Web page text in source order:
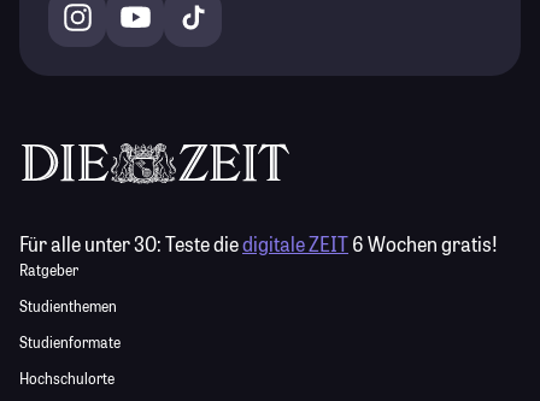
Für alle unter 30:Teste diedigitale ZEIT6 Wochen gratis!
Ratgeber
Studienthemen
Studienformate
Hochschulorte